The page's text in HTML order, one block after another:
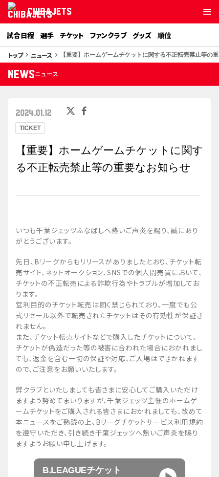
CHIBAJETS
試合日程 選手 チケット ファンクラブ グッズ 順位
トップkeyboard_arrow_right ニュース keyboard_arrow_right 【重要】ホームゲームチケットに関する不正転売禁止等の
NEWSニュース
TICKET
2024.01.12
【重要】ホームゲームチケットに関す
る不正転売禁止等の重要なお知らせ
いつも千葉ジェッツふなばしへ熱いご声炎を賜り、誠にあり
がとうございます。
先日、Bリーグからもリリースがありましたとおり、チケット転
売サイト、ネットオークション、SNSでの個人間売買において、
チケットの不正転売による詐欺行為やトラブルが増加してお
ります。
営利目的のチケット転売は固く禁じられており、一度でも公
式リセール以外で転売されたチケットはその有効性が保証さ
れません。
また、チケット転売サイトなどで購入したチケットについて、
チケットが偽造だった等の被害に合われた場合におかれまし
ても、返金を含む一切の保証や対応、ご入場はできかねます
ので、ご注意をお願いいたします。
弊クラブといたしましても皆さまに安心してご購入いただけ
ますよう努めてまいりますが、千葉ジェッツ主催のホームゲ
ームチケットをご購入される皆さまにおかれましても、改めて
本ニュースをご熟読の上、Bリーグチケットサービス利用規約
を遵守いただき、引き続き千葉ジェッツへ熱いご声炎を賜り
ますようお願い申し上げます。
B.LEAGUEチケット